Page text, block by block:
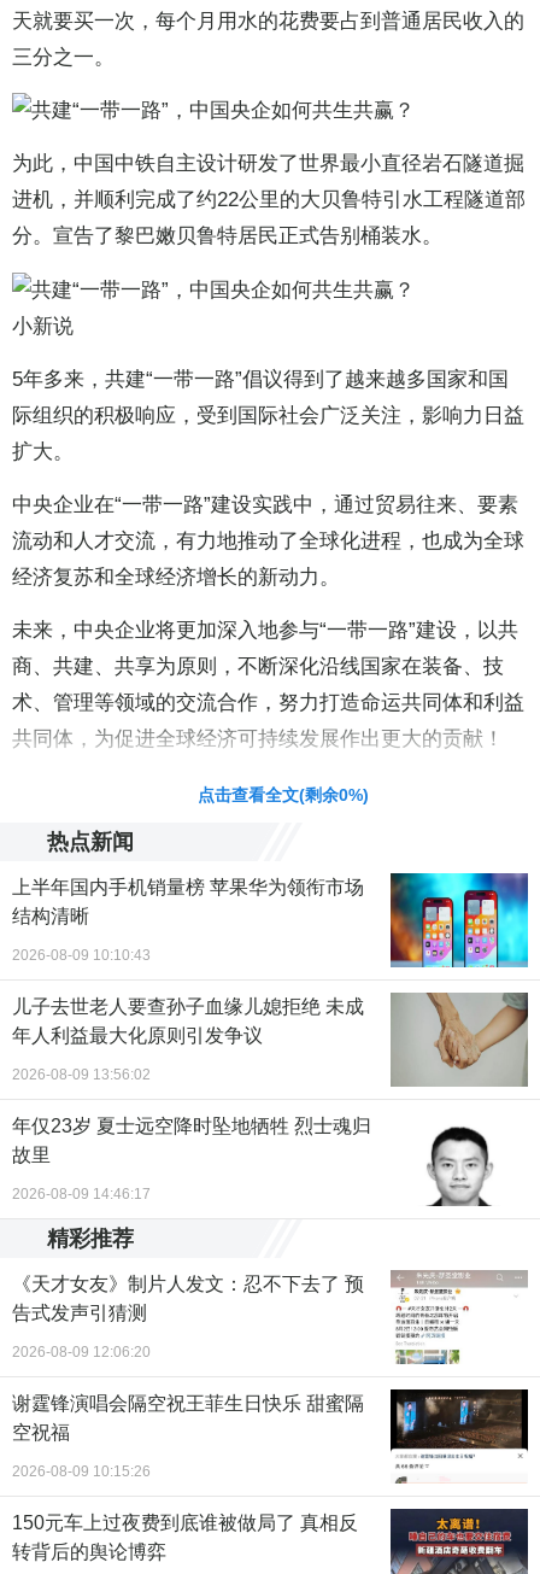
天就要买一次，每个月用水的花费要占到普通居民收入的
三分之一。
为此，中国中铁自主设计研发了世界最小直径岩石隧道掘
进机，并顺利完成了约22公里的大贝鲁特引水工程隧道部
分。宣告了黎巴嫩贝鲁特居民正式告别桶装水。
小新说
5年多来，共建“一带一路”倡议得到了越来越多国家和国
际组织的积极响应，受到国际社会广泛关注，影响力日益
扩大。
中央企业在“一带一路”建设实践中，通过贸易往来、要素
流动和人才交流，有力地推动了全球化进程，也成为全球
经济复苏和全球经济增长的新动力。
未来，中央企业将更加深入地参与“一带一路”建设，以共
商、共建、共享为原则，不断深化沿线国家在装备、技
术、管理等领域的交流合作，努力打造命运共同体和利益
共同体，为促进全球经济可持续发展作出更大的贡献！
责任编辑：梁云娇 CN079
点击查看全文(剩余0%)
热点新闻
上半年国内手机销量榜 苹果华为领衔市场
结构清晰
2026-08-09 10:10:43
儿子去世老人要查孙子血缘儿媳拒绝 未成
年人利益最大化原则引发争议
2026-08-09 13:56:02
年仅23岁 夏士远空降时坠地牺牲 烈士魂归
故里
2026-08-09 14:46:17
精彩推荐
《天才女友》制片人发文：忍不下去了 预
告式发声引猜测
2026-08-09 12:06:20
谢霆锋演唱会隔空祝王菲生日快乐 甜蜜隔
空祝福
2026-08-09 10:15:26
150元车上过夜费到底谁被做局了 真相反
转背后的舆论博弈